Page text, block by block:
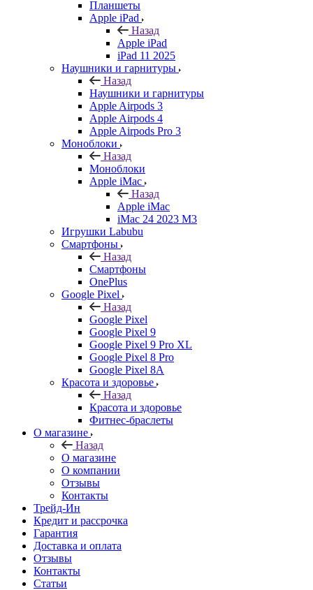
Планшеты
Apple iPad
Назад
Apple iPad
iPad 11 2025
Наушники и гарнитуры
Назад
Наушники и гарнитуры
Apple Airpods 3
Apple Airpods 4
Apple Airpods Pro 3
Моноблоки
Назад
Моноблоки
Apple iMac
Назад
Apple iMac
iMac 24 2023 M3
Игрушки Labubu
Смартфоны
Назад
Смартфоны
OnePlus
Google Pixel
Назад
Google Pixel
Google Pixel 9
Google Pixel 9 Pro XL
Google Pixel 8 Pro
Google Pixel 8A
Красота и здоровье
Назад
Красота и здоровье
Фитнес-браслеты
О магазине
Назад
О магазине
О компании
Отзывы
Контакты
Трейд-Ин
Кредит и рассрочка
Гарантия
Доставка и оплата
Отзывы
Контакты
Статьи